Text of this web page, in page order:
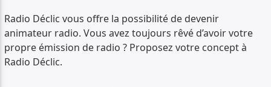
Radio Déclic vous offre la possibilité de devenir
animateur radio. Vous avez toujours rêvé d’avoir votre
propre émission de radio ? Proposez votre concept à
Radio Déclic.